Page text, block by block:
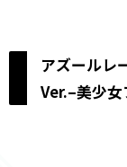
アズールレ
Ver.–美少